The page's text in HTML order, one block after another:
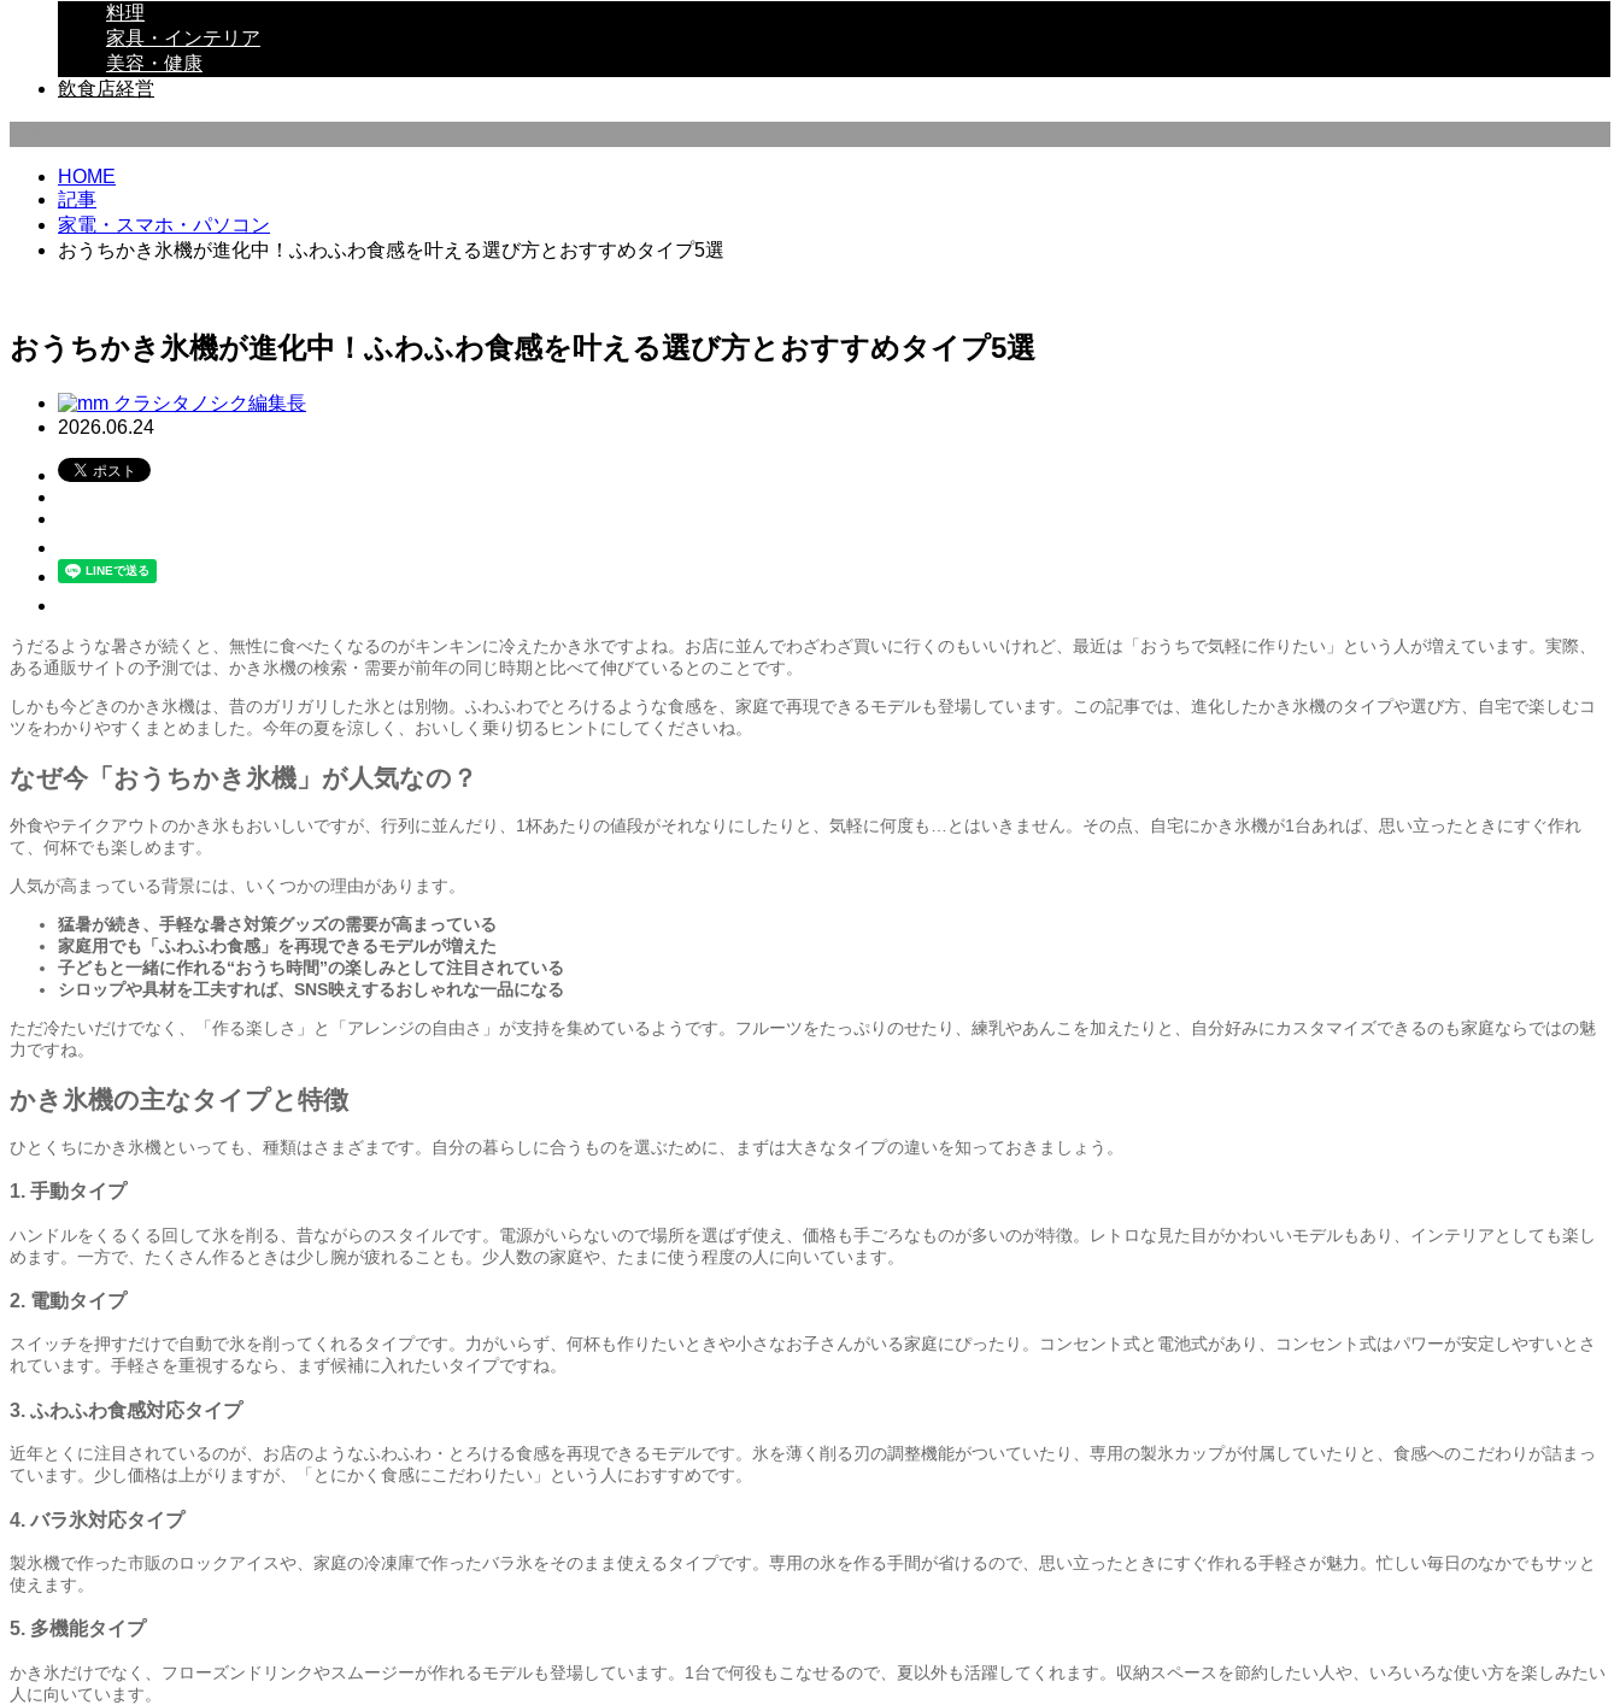
料理
家具・インテリア
美容・健康
飲食店経営
HOME
記事
家電・スマホ・パソコン
おうちかき氷機が進化中！ふわふわ食感を叶える選び方とおすすめタイプ5選
おうちかき氷機が進化中！ふわふわ食感を叶える選び方とおすすめタイプ5選
クラシタノシク編集長
2026.06.24
うだるような暑さが続くと、無性に食べたくなるのがキンキンに冷えたかき氷ですよね。お店に並んでわざわざ買いに行くのもいいけれど、最近は「おうちで気軽に作りたい」という人が増えています。実際、
ある通販サイトの予測では、かき氷機の検索・需要が前年の同じ時期と比べて伸びているとのことです。
しかも今どきのかき氷機は、昔のガリガリした氷とは別物。ふわふわでとろけるような食感を、家庭で再現できるモデルも登場しています。この記事では、進化したかき氷機のタイプや選び方、自宅で楽しむコ
ツをわかりやすくまとめました。今年の夏を涼しく、おいしく乗り切るヒントにしてくださいね。
なぜ今「おうちかき氷機」が人気なの？
外食やテイクアウトのかき氷もおいしいですが、行列に並んだり、1杯あたりの値段がそれなりにしたりと、気軽に何度も…とはいきません。その点、自宅にかき氷機が1台あれば、思い立ったときにすぐ作れ
て、何杯でも楽しめます。
人気が高まっている背景には、いくつかの理由があります。
猛暑が続き、手軽な暑さ対策グッズの需要が高まっている
家庭用でも「ふわふわ食感」を再現できるモデルが増えた
子どもと一緒に作れる“おうち時間”の楽しみとして注目されている
シロップや具材を工夫すれば、SNS映えするおしゃれな一品になる
ただ冷たいだけでなく、「作る楽しさ」と「アレンジの自由さ」が支持を集めているようです。フルーツをたっぷりのせたり、練乳やあんこを加えたりと、自分好みにカスタマイズできるのも家庭ならではの魅
力ですね。
かき氷機の主なタイプと特徴
ひとくちにかき氷機といっても、種類はさまざまです。自分の暮らしに合うものを選ぶために、まずは大きなタイプの違いを知っておきましょう。
1. 手動タイプ
ハンドルをくるくる回して氷を削る、昔ながらのスタイルです。電源がいらないので場所を選ばず使え、価格も手ごろなものが多いのが特徴。レトロな見た目がかわいいモデルもあり、インテリアとしても楽し
めます。一方で、たくさん作るときは少し腕が疲れることも。少人数の家庭や、たまに使う程度の人に向いています。
2. 電動タイプ
スイッチを押すだけで自動で氷を削ってくれるタイプです。力がいらず、何杯も作りたいときや小さなお子さんがいる家庭にぴったり。コンセント式と電池式があり、コンセント式はパワーが安定しやすいとさ
れています。手軽さを重視するなら、まず候補に入れたいタイプですね。
3. ふわふわ食感対応タイプ
近年とくに注目されているのが、お店のようなふわふわ・とろける食感を再現できるモデルです。氷を薄く削る刃の調整機能がついていたり、専用の製氷カップが付属していたりと、食感へのこだわりが詰まっ
ています。少し価格は上がりますが、「とにかく食感にこだわりたい」という人におすすめです。
4. バラ氷対応タイプ
製氷機で作った市販のロックアイスや、家庭の冷凍庫で作ったバラ氷をそのまま使えるタイプです。専用の氷を作る手間が省けるので、思い立ったときにすぐ作れる手軽さが魅力。忙しい毎日のなかでもサッと
使えます。
5. 多機能タイプ
かき氷だけでなく、フローズンドリンクやスムージーが作れるモデルも登場しています。1台で何役もこなせるので、夏以外も活躍してくれます。収納スペースを節約したい人や、いろいろな使い方を楽しみたい
人に向いています。